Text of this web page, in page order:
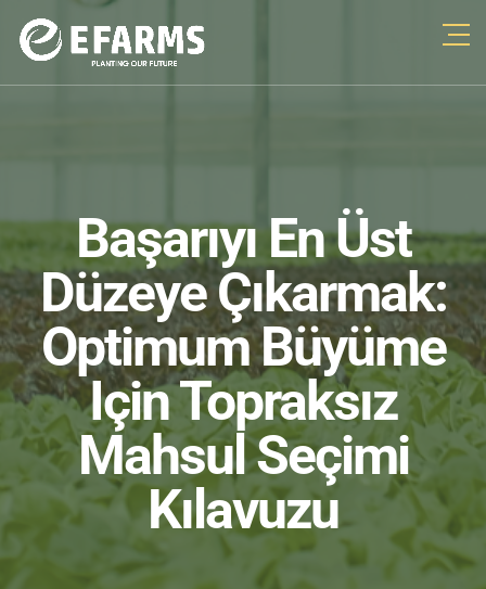
Başarıyı En Üst
Düzeye Çıkarmak:
Optimum Büyüme
Için Topraksız
Mahsul Seçimi
Kılavuzu